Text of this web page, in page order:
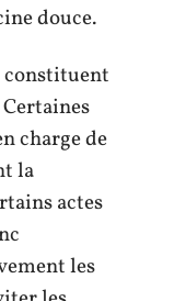
douce.
constituent
charge de
la
actes
les